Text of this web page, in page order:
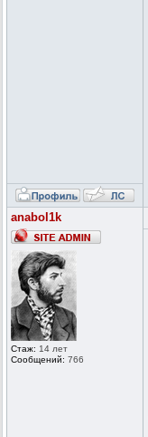
anabol1k
Стаж: 14 лет
Сообщений: 766